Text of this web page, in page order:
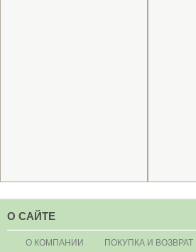
О САЙТЕ
О КОМПАНИИ ПОКУПКА И ВОЗВРАТ